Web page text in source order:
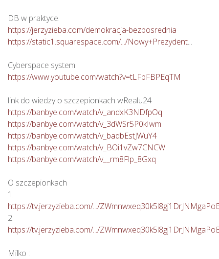
https://jerzyzieba.com/demokracja-bezposrednia
https://static1.squarespace.com/.../Nowy+Prezydent...
https://www.youtube.com/watch?v=tLFbFBPEqTM
https://banbye.com/watch/v_andxK3NDfpOq
https://banbye.com/watch/v_3dWSr5P0kIwm
https://banbye.com/watch/v_badbEstJWuY4
https://banbye.com/watch/v_BOi1vZw7CNCW
https://banbye.com/watch/v__rm8Flp_8Gxq
O szczepionkach
https://tv.jerzyzieba.com/.../
https://tv.jerzyzieba.com/.../